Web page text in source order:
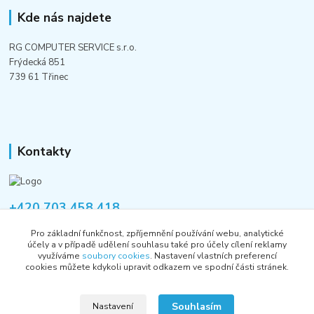
Kde nás najdete
RG COMPUTER SERVICE s.r.o.
Frýdecká 851
739 61 Třinec
Kontakty
+420 703 458 418
informace@rgshop.cz
Pro základní funkčnost, zpříjemnění používání webu, analytické
účely a v případě udělení souhlasu také pro účely cílení reklamy
využíváme soubory cookies. Nastavení vlastních preferencí
cookies můžete kdykoli upravit odkazem ve spodní části stránek.
Nastavení Souhlasím